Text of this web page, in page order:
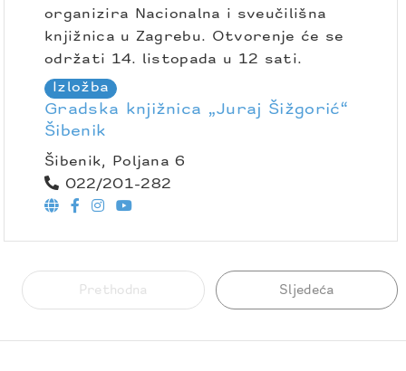
organizira Nacionalna i sveučilišna
knjižnica u Zagrebu. Otvorenje će se
održati 14. listopada u 12 sati.
Izložba
Gradska knjižnica „Juraj Šižgorić“
Šibenik
Šibenik, Poljana 6
022/201-282
Prethodna Sljedeća